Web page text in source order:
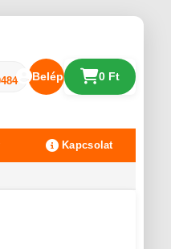
Belépés 0 Ft
Kapcsolat